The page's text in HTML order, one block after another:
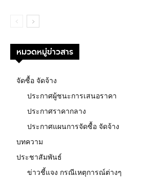
หมวดหมู่ข่าวสาร
จัดซื้อ จัดจ้าง
ประกาศผู้ชนะการเสนอราคา
ประกาศราคากลาง
ประกาศแผนการจัดซื้อ จัดจ้าง
บทความ
ประชาสัมพันธ์
ข่าวชี้แจง กรณีเหตุการณ์ต่างๆ